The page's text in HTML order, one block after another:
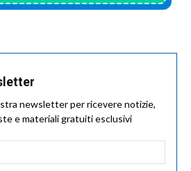
newsletter per ricevere notizie,
e materiali gratuiti esclusivi